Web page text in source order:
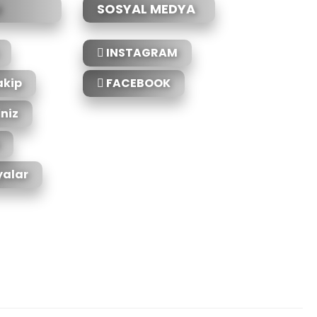
SOSYAL MEDYA
INSTAGRAM
FACEBOOK